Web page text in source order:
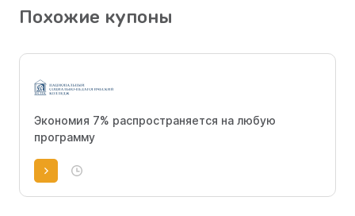
Похожие купоны
Экономия 7% распространяется на любую
программу